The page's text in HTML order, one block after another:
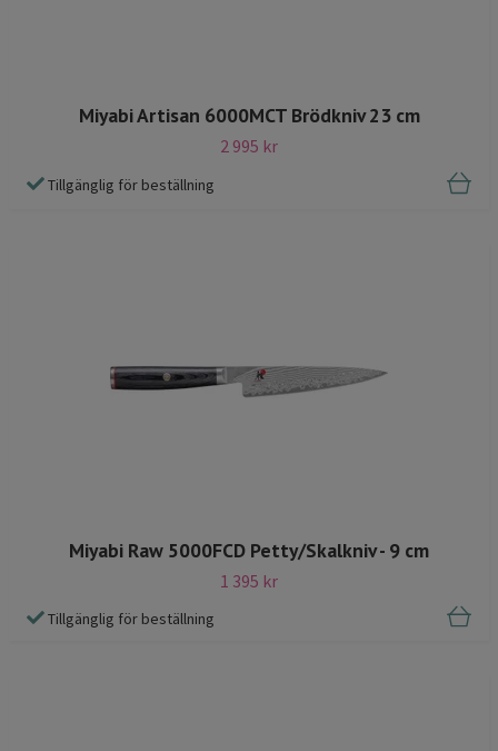
Miyabi Artisan 6000MCT Brödkniv 23 cm
2 995 kr
Tillgänglig för beställning
Miyabi Raw 5000FCD Petty/Skalkniv - 9 cm
1 395 kr
Tillgänglig för beställning